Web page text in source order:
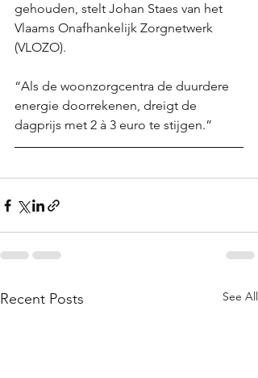
gehouden, stelt Johan Staes van het
Vlaams Onafhankelijk Zorgnetwerk
(VLOZO).
“Als de woonzorgcentra de duurdere
energie doorrekenen, dreigt de
dagprijs met 2 à 3 euro te stijgen.”
Recent Posts See All